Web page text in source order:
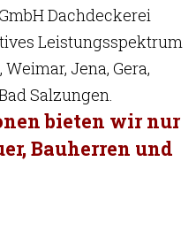
Dachdeckerei
Leistungsspektrum
Jena, Gera,
Salzungen.
bieten wir nur
Bauherren und